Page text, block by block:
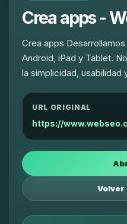
Crea apps -
Crea apps
Android, iPad y Tablet.
la simplicidad,
URL ORIGINAL
https://
Volver